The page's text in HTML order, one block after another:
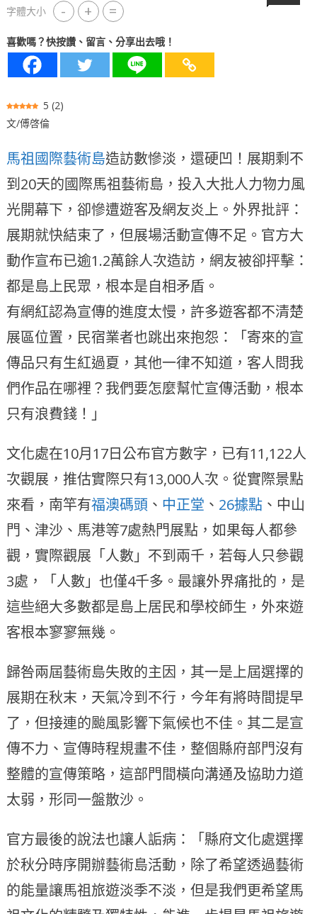
字體大小 - + =
喜歡嗎？快按讚、留言、分享出去哦！
5 (2)
文/傅啓倫
馬祖國際藝術島造訪數慘淡，還硬凹！展期剩不
到20天的國際馬祖藝術島，投入大批人力物力風
光開幕下，卻慘遭遊客及網友炎上。外界批評：
展期就快結束了，但展場活動宣傳不足。官方大
動作宣布已逾1.2萬餘人次造訪，網友被卻抨擊：
都是島上民眾，根本是自相矛盾。
有網紅認為宣傳的進度太慢，許多遊客都不清楚
展區位置，民宿業者也跳出來抱怨：「寄來的宣
傳品只有生紅過夏，其他一律不知道，客人問我
們作品在哪裡？我們要怎麼幫忙宣傳活動，根本
只有浪費錢！」
文化處在10月17日公布官方數字，已有11,122人
次觀展，推估實際只有13,000人次。從實際景點
來看，南竿有福澳碼頭、 中正堂 、 26據點、中山
門、津沙、馬港等7處熱門展點，如果每人都參
觀，實際觀展「人數」不到兩千，若每人只參觀
3處，「人數」也僅4千多。最讓外界痛批的，是
這些絕大多數都是島上居民和學校師生，外來遊
客根本寥寥無幾。
歸咎兩屆藝術島失敗的主因，其一是上屆選擇的
展期在秋末，天氣冷到不行，今年有將時間提早
了，但接連的颱風影響下氣候也不佳。其二是宣
傳不力、宣傳時程規畫不佳，整個縣府部門沒有
整體的宣傳策略，這部門間橫向溝通及協助力道
太弱，形同一盤散沙。
官方最後的說法也讓人詬病：「縣府文化處選擇
於秋分時序開辦藝術島活動，除了希望透過藝術
的能量讓馬祖旅遊淡季不淡，但是我們更希望馬